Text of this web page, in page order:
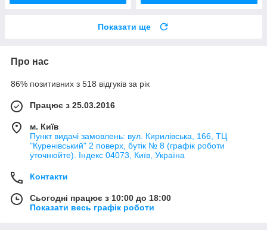
Показати ще
Про нас
86% позитивних з 518 відгуків за рік
Працює з 25.03.2016
м. Київ
Пункт видачі замовлень: вул. Кирилівська, 166, ТЦ
"Куренівський" 2 поверх, бутік № 8 (графік роботи
уточнюйте). Індекс 04073, Київ, Україна
Контакти
Сьогодні працює з 10:00 до 18:00
Показати весь графік роботи